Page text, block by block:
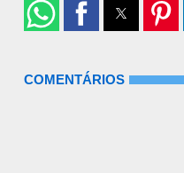
COMENTÁRIOS